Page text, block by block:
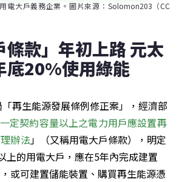
電大戶義務企業。圖片來源：Solomon203（CC
條款」年初上路 元太
底20%使用綠能
再生能源發展條例修正案」，經濟部
一定契約容量以上之電力用戶應設置再
辦法」（又稱用電大戶條款），明定
上的用電大戶，應在5年內完成建置
或可建置儲能裝置、購買再生能源憑